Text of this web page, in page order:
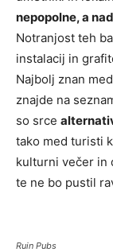
nepopolne, a
Notranjost teh
instalacij in
Najbolj znan
znajde na
so srce
tako med turisti
kulturni večer in
te ne bo pustil
Ruin Pubs